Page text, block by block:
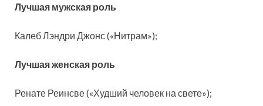
Лучшая мужская роль
Калеб Лэндри Джонс («Нитрам»);
Лучшая женская роль
Ренате Реинсве («Худший человек на свете»);